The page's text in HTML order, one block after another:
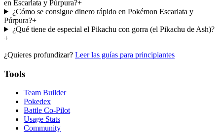
en Escarlata y Púrpura?+
¿Cómo se consigue dinero rápido en Pokémon Escarlata y
Púrpura?+
¿Qué tiene de especial el Pikachu con gorra (el Pikachu de Ash)?
+
¿Quieres profundizar? Leer las guías para principiantes
Tools
Team Builder
Pokedex
Battle Co-Pilot
Usage Stats
Community